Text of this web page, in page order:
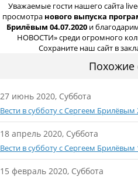
Уважаемые гости нашего сайта
просмотра нового выпуска
Брилёвым 04.07.2020и
НОВОСТИ» среди огромного
Сохраните наш сайт в
Похожие
27 июнь 2020, Суббота
Вести в субботу с Сергеем Брилёвым
18 апрель 2020, Суббота
Вести в субботу с Сергеем Брилёвым
15 февраль 2020, Суббота